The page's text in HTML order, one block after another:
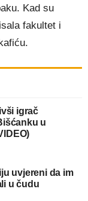
Kad su
fakultet i
igrač
u
uvjereni da im
u čudu